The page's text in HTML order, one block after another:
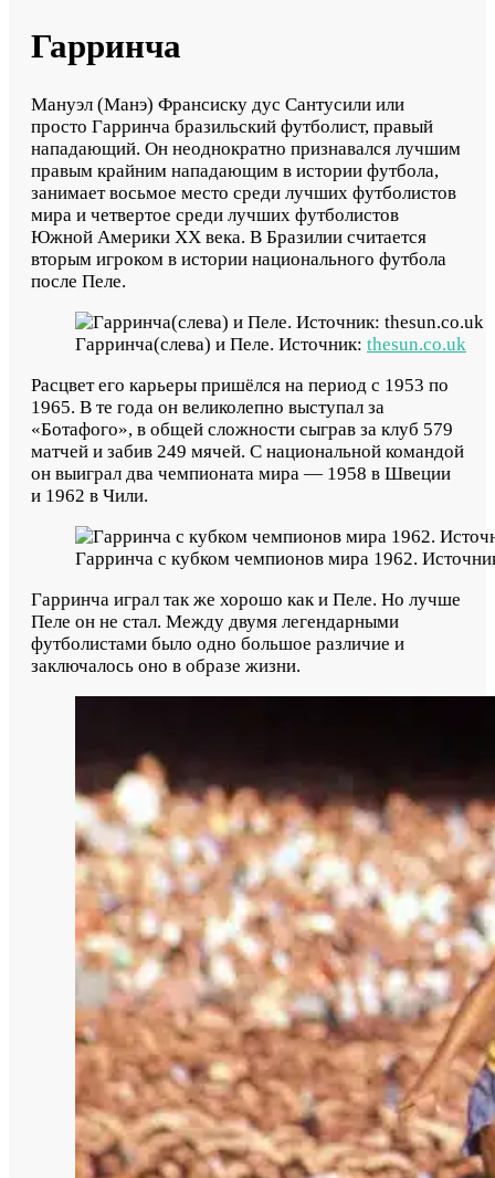
Гарринча
Мануэл (Манэ) Франсиску дус Сантусили или
просто Гарринча бразильский футболист, правый
нападающий. Он неоднократно признавался лучшим
правым крайним нападающим в истории футбола,
занимает восьмое место среди лучших футболистов
мира и четвертое среди лучших футболистов
Южной Америки XX века. В Бразилии считается
вторым игроком в истории национального футбола
после Пеле.
Гарринча(слева) и Пеле. Источник: thesun.co.uk
Расцвет его карьеры пришёлся на период с 1953 по
1965. В те года он великолепно выступал за
«Ботафого», в общей сложности сыграв за клуб 579
матчей и забив 249 мячей. С национальной командой
он выиграл два чемпионата мира — 1958 в Швеции
и 1962 в Чили.
Гарринча с кубком чемпионов мира 1962.
Гарринча играл так же хорошо как и Пеле. Но лучше
Пеле он не стал. Между двумя легендарными
футболистами было одно большое различие и
заключалось оно в образе жизни.